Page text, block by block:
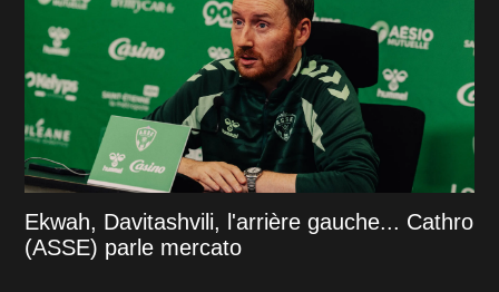
Ekwah, Davitashvili, l'arrière gauche... Cathro
(ASSE) parle mercato